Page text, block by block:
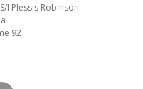
l Plessis Robinson
92